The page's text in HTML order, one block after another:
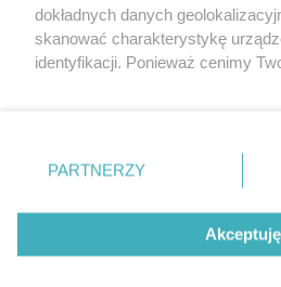
Partnerzy
Praca Szczecin
© 2026
Created by
dokładnych danych
skanować charakterystykę
identyfikacji. Ponieważ cenimy
prywatności znajdujący się w
. Niektóre rodzaje
takiemu przetwarzaniu.
zastosowania tylko na tej witrynie.
PARTNERZY
Akceptuję